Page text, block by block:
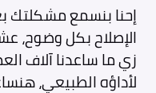
إحنا بنسمع مشكلتك
الإصلاح بكل وضوح،
زي ما ساعدنا آلاف
لأداؤه الطبيعي،